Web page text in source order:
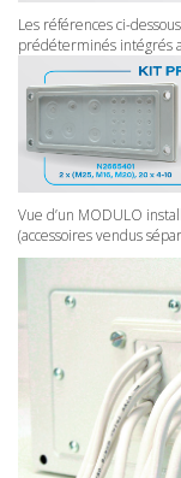
Les références ci-
prédéterminés intégrés
Vue d’un MODULO
(accessoires vendus